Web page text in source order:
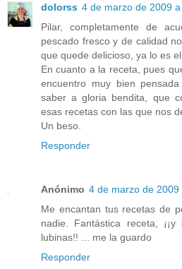
dolorss 4 de marzo de 2009
Pilar, completamente de
pescado fresco y de calidad
que quede delicioso, ya lo es
En cuanto a la receta, pues
encuentro muy bien
saber a gloria bendita, que
esas recetas con las que nos
Un beso.
Responder
Anónimo 4 de marzo de 2009
Me encantan tus recetas de
nadie. Fantástica receta,
lubinas!! ... me la guardo
Responder